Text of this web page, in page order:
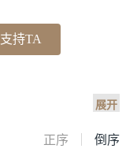
支持TA
展开
正序 倒序